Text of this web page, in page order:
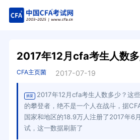
2017年12月cfa考生人数多
CFA主页菌 2017-07-19
摘要
2017年12月cfa考生人数多少？这
的攀登者，绝不是一个人在战斗，据
国家和地区的18.9万人注册了2017年6
试，这一数据刷新了